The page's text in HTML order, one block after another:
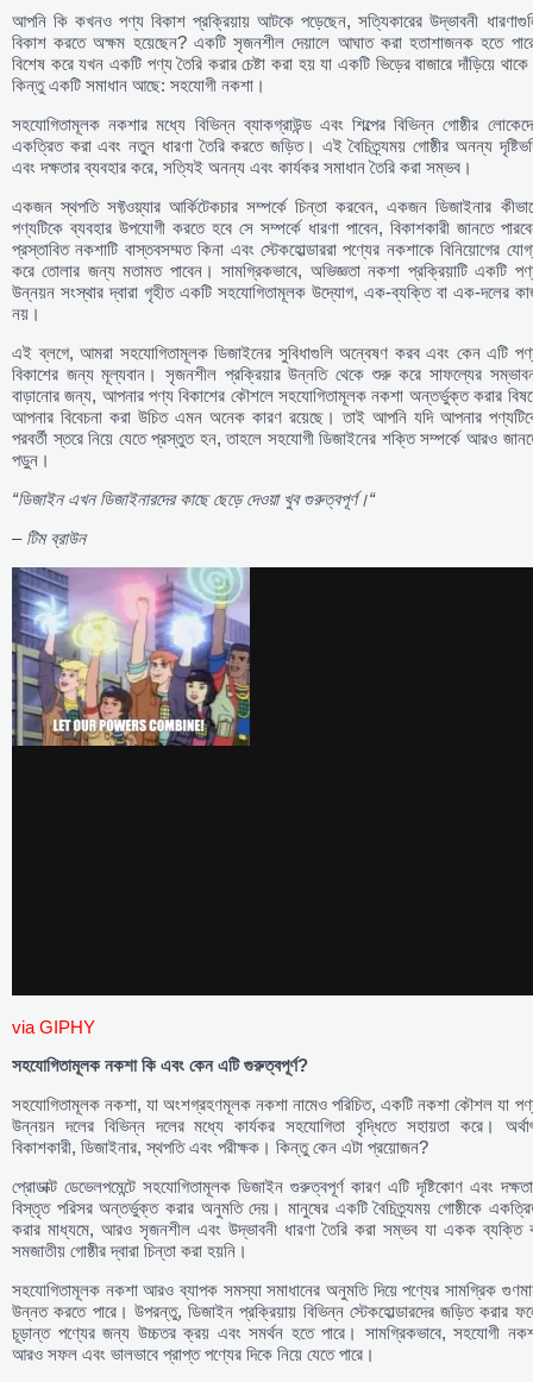
আপনি কি কখনও পণ্য বিকাশ প্রক্রিয়ায় আটকে পড়েছেন, সত্যিকারের উদ্ভাবনী
বিকাশ করতে অক্ষম হয়েছেন? একটি সৃজনশীল দেয়ালে আঘাত করা হতাশাজনক হতে
বিশেষ করে যখন একটি পণ্য তৈরি করার চেষ্টা করা হয় যা একটি ভিড়ের বাজারে দাঁড়িয়ে
কিন্তু একটি সমাধান আছে: সহযোগী নকশা।
সহযোগিতামূলক নকশার মধ্যে বিভিন্ন ব্যাকগ্রাউন্ড এবং শিল্পের বিভিন্ন গোষ্ঠীর
একত্রিত করা এবং নতুন ধারণা তৈরি করতে জড়িত। এই বৈচিত্র্যময় গোষ্ঠীর অনন্য
এবং দক্ষতার ব্যবহার করে, সত্যিই অনন্য এবং কার্যকর সমাধান তৈরি করা সম্ভব।
একজন স্থপতি সফ্টওয়্যার আর্কিটেকচার সম্পর্কে চিন্তা করবেন, একজন ডিজাইনার
পণ্যটিকে ব্যবহার উপযোগী করতে হবে সে সম্পর্কে ধারণা পাবেন, বিকাশকারী জানতে
প্রস্তাবিত নকশাটি বাস্তবসম্মত কিনা এবং স্টেকহোল্ডাররা পণ্যের নকশাকে বিনিয়োগের
করে তোলার জন্য মতামত পাবেন। সামগ্রিকভাবে, অভিজ্ঞতা নকশা প্রক্রিয়াটি একটি
উন্নয়ন সংস্থার দ্বারা গৃহীত একটি সহযোগিতামূলক উদ্যোগ, এক-ব্যক্তি বা এক-দলের
নয়।
এই ব্লগে, আমরা সহযোগিতামূলক ডিজাইনের সুবিধাগুলি অন্বেষণ করব এবং কেন এটি
বিকাশের জন্য মূল্যবান। সৃজনশীল প্রক্রিয়ার উন্নতি থেকে শুরু করে সাফল্যের
বাড়ানোর জন্য, আপনার পণ্য বিকাশের কৌশলে সহযোগিতামূলক নকশা অন্তর্ভুক্ত করার
আপনার বিবেচনা করা উচিত এমন অনেক কারণ রয়েছে। তাই আপনি যদি আপনার
পরবর্তী স্তরে নিয়ে যেতে প্রস্তুত হন, তাহলে সহযোগী ডিজাইনের শক্তি সম্পর্কে আরও
পড়ুন।
“ডিজাইন এখন ডিজাইনারদের কাছে ছেড়ে দেওয়া খুব গুরুত্বপূর্ণ।“
– টিম ব্রাউন
via GIPHY
সহযোগিতামূলক নকশা কি এবং কেন এটি গুরুত্বপূর্ণ?
সহযোগিতামূলক নকশা, যা অংশগ্রহণমূলক নকশা নামেও পরিচিত, একটি নকশা কৌশল যা
উন্নয়ন দলের বিভিন্ন দলের মধ্যে কার্যকর সহযোগিতা বৃদ্ধিতে সহায়তা করে।
বিকাশকারী, ডিজাইনার, স্থপতি এবং পরীক্ষক। কিন্তু কেন এটা প্রয়োজন?
প্রোডাক্ট ডেভেলপমেন্টে সহযোগিতামূলক ডিজাইন গুরুত্বপূর্ণ কারণ এটি দৃষ্টিকোণ এবং
বিস্তৃত পরিসর অন্তর্ভুক্ত করার অনুমতি দেয়। মানুষের একটি বৈচিত্র্যময় গোষ্ঠীকে
করার মাধ্যমে, আরও সৃজনশীল এবং উদ্ভাবনী ধারণা তৈরি করা সম্ভব যা একক ব্যক্তি
সমজাতীয় গোষ্ঠীর দ্বারা চিন্তা করা হয়নি।
সহযোগিতামূলক নকশা আরও ব্যাপক সমস্যা সমাধানের অনুমতি দিয়ে পণ্যের সামগ্রিক
উন্নত করতে পারে। উপরন্তু, ডিজাইন প্রক্রিয়ায় বিভিন্ন স্টেকহোল্ডারদের জড়িত করার
চূড়ান্ত পণ্যের জন্য উচ্চতর ক্রয় এবং সমর্থন হতে পারে। সামগ্রিকভাবে, সহযোগী
আরও সফল এবং ভালভাবে প্রাপ্ত পণ্যের দিকে নিয়ে যেতে পারে।